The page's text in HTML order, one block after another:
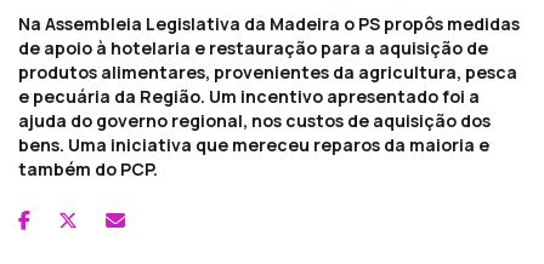
Na Assembleia Legislativa da Madeira o PS propôs medidas
de apoio à hotelaria e restauração para a aquisição de
produtos alimentares, provenientes da agricultura, pesca
e pecuária da Região. Um incentivo apresentado foi a
ajuda do governo regional, nos custos de aquisição dos
bens. Uma iniciativa que mereceu reparos da maioria e
também do PCP.